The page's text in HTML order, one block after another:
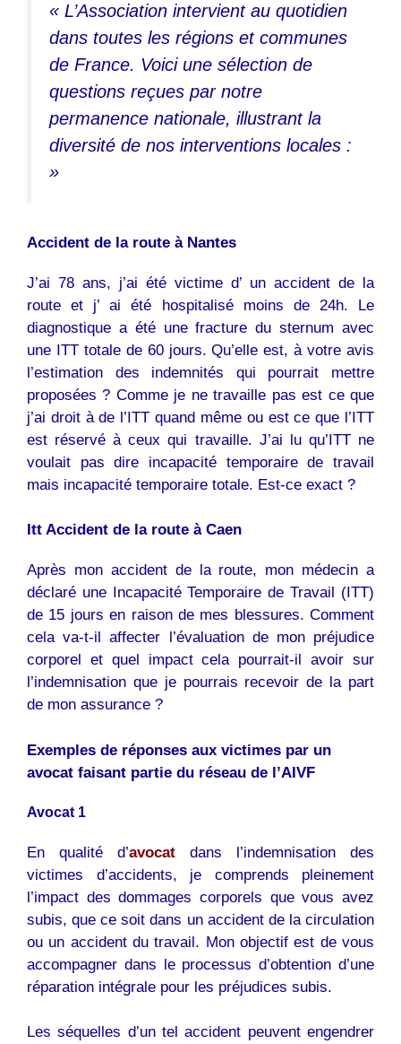
« L’Association intervient au quotidien
dans toutes les régions et communes
de France. Voici une sélection de
questions reçues par notre
permanence nationale, illustrant la
diversité de nos interventions locales :
»
Accident de la route à Nantes
J’ai 78 ans, j’ai été victime d’ un accident de la
route et j’ ai été hospitalisé moins de 24h. Le
diagnostique a été une fracture du sternum avec
une ITTtotale de 60 jours. Qu’elle est, à votre avis
l’estimation des indemnités qui pourrait mettre
proposées ? Comme je ne travaille pas est ce que
j’ai droit à de l’ITT quand même ou est ce que l’ITT
est réservé à ceux qui travaille. J’ai lu qu’ITT ne
voulait pas dire incapacité temporaire de travail
mais incapacité temporaire totale. Est-ce exact ?
Itt Accident de la route à Caen
Après mon accident de la route, mon médecin a
déclaré une Incapacité Temporaire de Travail (ITT)
de 15 jours en raison de mes blessures. Comment
cela va-t-il affecter l’évaluation de mon préjudice
corporel et quel impact cela pourrait-il avoir sur
l’indemnisation que je pourrais recevoir de la part
de mon assurance ?
Exemples de réponses aux victimes par un
avocat faisant partie du réseau de l’AIVF
Avocat 1
En qualité d’avocat
dans l’indemnisation des
victimes d’accidents, je comprends pleinement
l’impact des dommages corporels que vous avez
subis, que ce soit dans un accident de la circulation
ou un accident du travail. Mon objectif est de vous
accompagner dans le processus d’obtention d’une
réparation intégrale pour les préjudices subis.
Les séquelles d’un tel accident peuvent engendrer